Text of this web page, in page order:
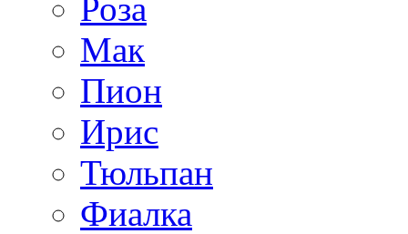
Роза
Мак
Пион
Ирис
Тюльпан
Фиалка